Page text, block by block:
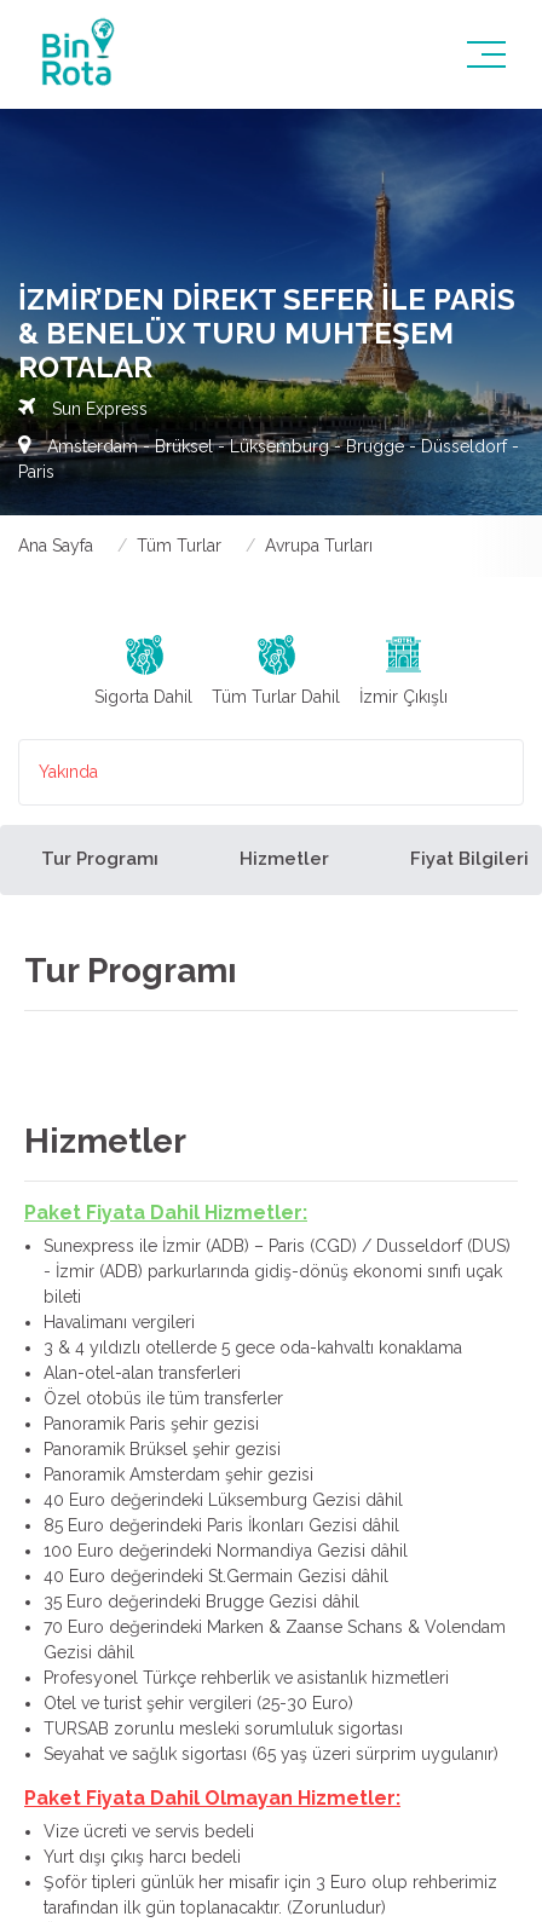
İZMIR’DEN DIREKT SEFER İLE PARIS
& BENELÜX TURU MUHTEŞEM
ROTALAR
Sun Express
Amsterdam - Brüksel - Lüksemburg - Brugge - Düsseldorf -
Paris
Ana Sayfa Tüm Turlar Avrupa Turları
Sigorta Dahil Tüm Turlar Dahil İzmir Çıkışlı
Yakında
Tur Programı Hizmetler Fiyat Bilgileri
Tur Programı
Hizmetler
Paket Fiyata Dahil Hizmetler:
Sunexpress ile İzmir (ADB) – Paris (CGD) / Dusseldorf (DUS)
- İzmir (ADB) parkurlarında gidiş-dönüş ekonomi sınıfı uçak
bileti
Havalimanı vergileri
3 & 4 yıldızlı otellerde 5 gece oda-kahvaltı konaklama
Alan-otel-alan transferleri
Özel otobüs ile tüm transferler
Panoramik Paris şehir gezisi
Panoramik Brüksel şehir gezisi
Panoramik Amsterdam şehir gezisi
40 Euro değerindeki Lüksemburg Gezisi dâhil
85 Euro değerindeki Paris İkonları Gezisi dâhil
100 Euro değerindeki Normandiya Gezisi dâhil
40 Euro değerindeki St.Germain Gezisi dâhil
35 Euro değerindeki Brugge Gezisi dâhil
70 Euro değerindeki Marken & Zaanse Schans & Volendam
Gezisi dâhil
Profesyonel Türkçe rehberlik ve asistanlık hizmetleri
Otel ve turist şehir vergileri (25-30 Euro)
TURSAB zorunlu mesleki sorumluluk sigortası
Seyahat ve sağlık sigortası (65 yaş üzeri sürprim uygulanır)
Paket Fiyata Dahil Olmayan Hizmetler:
Vize ücreti ve servis bedeli
Yurt dışı çıkış harcı bedeli
Şoför tipleri günlük her misafir için 3 Euro olup rehberimiz
tarafından ilk gün toplanacaktır. (Zorunludur)